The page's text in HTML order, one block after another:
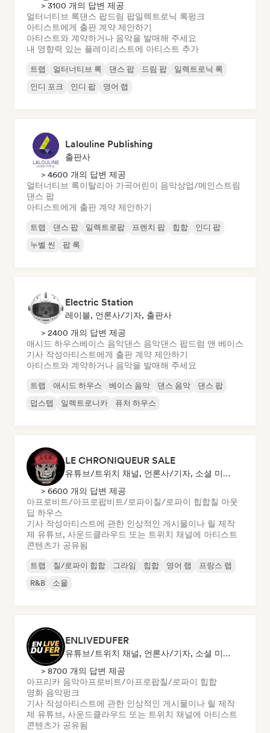
> 3100 개의 답변 제공
얼터너티브 록댄스 팝드림 팝일렉트로닉 록펑크
아티스트에게 출판 계약 제안하기
아티스트와 계약하거나 음악을 발매해 주세요
내 영향력 있는 플레이리스트에 아티스트 추가
트랩 얼터너티브 록 댄스 팝 드림 팝
일렉트로닉 록
인디 포크
인디 팝 영어 랩
Lalouline Publishing
출판사
> 4600 개의 답변 제공
얼터너티브 록이탈리아 가곡어린이 음악상업/메인스트림
댄스 팝
아티스트에게 출판 계약 제안하기
트랩 댄스 팝 일렉트로팝 프렌치 팝 힙합
인디 팝
누벨 씬
팝 록
Electric Station
레이블, 언론사/기자, 출판사
> 2400 개의 답변 제공
애시드 하우스베이스 음악댄스 음악댄스 팝드럼 앤 베이스
기사 작성아티스트에게 출판 계약 제안하기
아티스트와 계약하거나 음악을 발매해 주세요
트랩 애시드 하우스 베이스 음악 댄스 음악
댄스 팝
덥스텝
일렉트로니카 퓨처 하우스
LE CHRONIQUEUR SALE
유튜브/트위치 채널, 언론사/기자, 소셜 미디어 인플루언서
> 6600 개의 답변 제공
아프로비트/아프로팝비트/로파이칠/로파이 힙합칠 아웃
딥 하우스
기사 작성아티스트에 관한 인상적인 게시물이나 릴 제작
제 유튜브, 사운드클라우드 또는 트위치 채널에 아티스트
콘텐츠가 공유됨
트랩 칠/로파이 힙합 그라임 힙합 영어 랩
프랑스 랩
R&B
소울
ENLIVEDUFER
유튜브/트위치 채널, 언론사/기자, 소셜 미디어 인플루언서
> 8700 개의 답변 제공
아프리카 음악아프로비트/아프로팝칠/로파이 힙합
영화 음악펑크
기사 작성아티스트에 관한 인상적인 게시물이나 릴 제작
제 유튜브, 사운드클라우드 또는 트위치 채널에 아티스트
콘텐츠가 공유됨